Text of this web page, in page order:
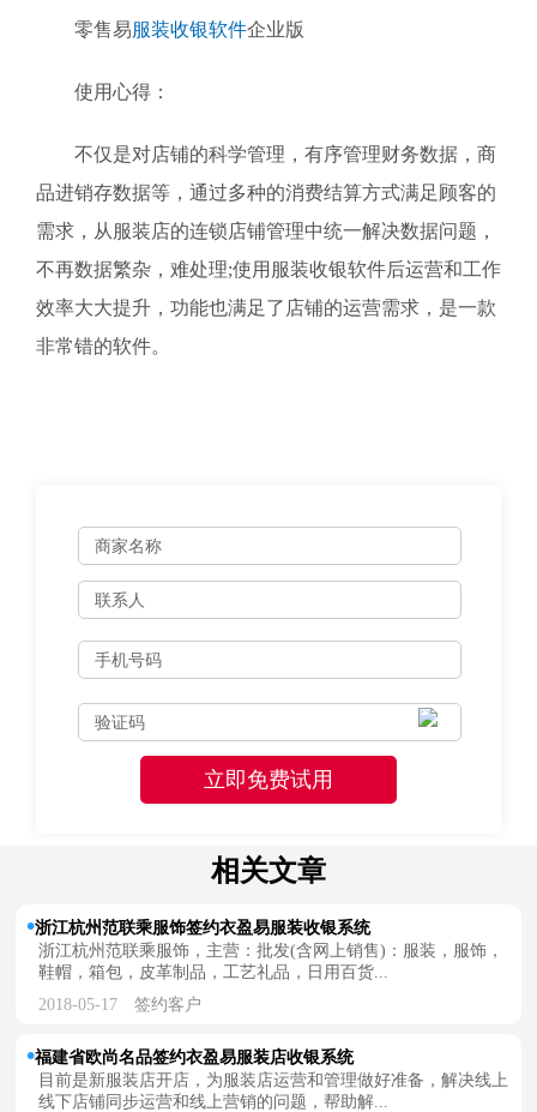
零售易服装收银软件企业版
使用心得：
不仅是对店铺的科学管理，有序管理财务数据，商
品进销存数据等，通过多种的消费结算方式满足顾客的
需求，从服装店的连锁店铺管理中统一解决数据问题，
不再数据繁杂，难处理;使用服装收银软件后运营和工作
效率大大提升，功能也满足了店铺的运营需求，是一款
非常错的软件。
相关文章
浙江杭州范联乘服饰签约衣盈易服装收银系统
浙江杭州范联乘服饰，主营：批发(含网上销售)：服装，服饰，
鞋帽，箱包，皮革制品，工艺礼品，日用百货...
2018-05-17 签约客户
福建省欧尚名品签约衣盈易服装店收银系统
目前是新服装店开店，为服装店运营和管理做好准备，解决线上
线下店铺同步运营和线上营销的问题，帮助解...